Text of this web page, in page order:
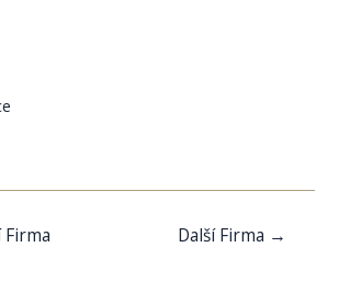
Firma Další Firma →